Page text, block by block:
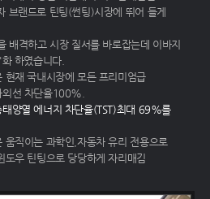
브랜드로 틴팅(썬팅)시장에 뛰어 들게
배격하고 시장 질서를 바로잡는데 이바지
하였습니다.
현재 국내시장에 모든 프리미엄급
외선 차단율100%.
양열 에너지 차단율(TST)최대 69%를
움직이는 과학인,자동차 유리 전용으로
우 틴팅으로 당당하게 자리매김